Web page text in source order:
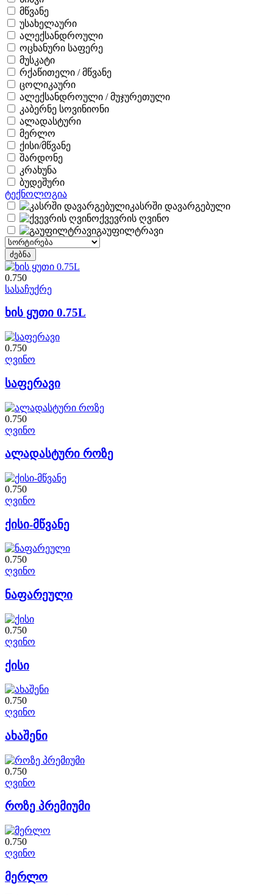
მწვანე
უსახელაური
ალექსანდროული
ოცხანური საფერე
მუსკატი
რქაწითელი / მწვანე
ცოლიკაური
ალექსანდროული / მუჯურეთული
კაბერნე სოვინიონი
ალადასტური
მერლო
ქისი/მწვანე
შარდონე
კრახუნა
ბუდეშური
ტექნოლოგია
კასრში დავარგებული
ქვევრის ღვინო
გაუფილტრავი
0.750
სასაჩუქრე
ხის ყუთი 0.75L
0.750
ღვინო
საფერავი
0.750
ღვინო
ალადასტური როზე
0.750
ღვინო
ქისი-მწვანე
0.750
ღვინო
ნაფარეული
0.750
ღვინო
ქისი
0.750
ღვინო
ახაშენი
0.750
ღვინო
როზე პრემიუმი
0.750
ღვინო
მერლო